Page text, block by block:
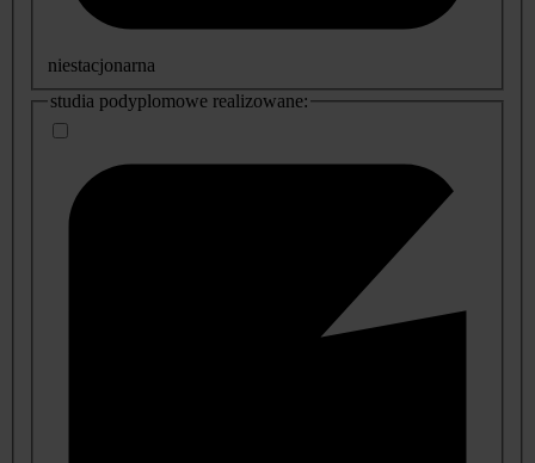
niestacjonarna
studia podyplomowe realizowane: